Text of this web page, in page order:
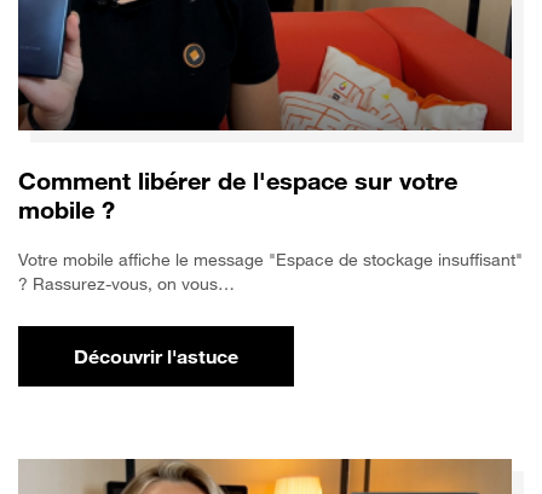
Comment libérer de l'espace sur votre
mobile ?
Votre mobile affiche le message "Espace de stockage insuffisant"
? Rassurez-vous, on vous…
Découvrir l'astucepour Comment libérer de l'espace sur